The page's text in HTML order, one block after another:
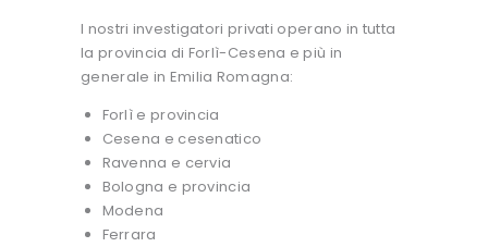
I nostri investigatori privati operano in tutta
la provincia di Forlì-Cesena e più in
generale in Emilia Romagna:
Forlì e provincia
Cesena e cesenatico
Ravenna e cervia
Bologna e provincia
Modena
Ferrara